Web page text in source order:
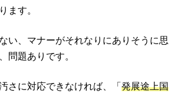
ます。
い、マナーがそれなりにありそうに思
問題ありです。
さに対応できなければ、「 発展途上国